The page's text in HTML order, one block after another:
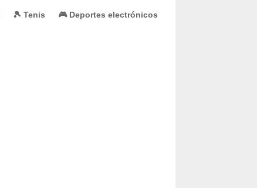
🎾 Tenis 🎮 Deportes electrónicos